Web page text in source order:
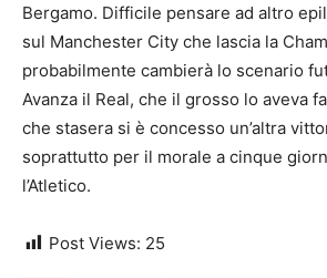
Bergamo. Difficile pensare ad altro
sul Manchester City che lascia la
probabilmente cambierà lo scenario
Avanza il Real, che il grosso lo aveva
che stasera si è concesso un’altra
soprattutto per il morale a cinque
l’Atletico.
Post Views: 25